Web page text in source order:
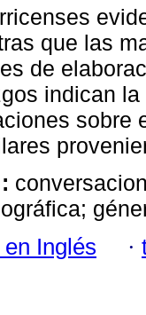
que las
de
indican
sobre
Inglés ·